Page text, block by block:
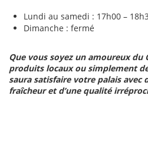
Lundi au samedi : 17h00 –
Dimanche : fermé
Que vous soyez un amoureux du
produits locaux ou simplement
saura satisfaire votre palais avec
fraîcheur et d’une qualité